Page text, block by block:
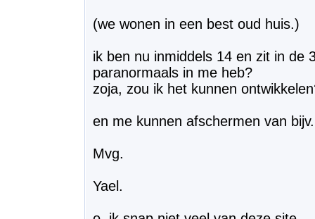
(we wonen in een best oud huis.)
ik ben nu inmiddels 14 en zit in de
paranormaals in me heb?
zoja, zou ik het kunnen
en me kunnen afschermen van
Mvg.
Yael.